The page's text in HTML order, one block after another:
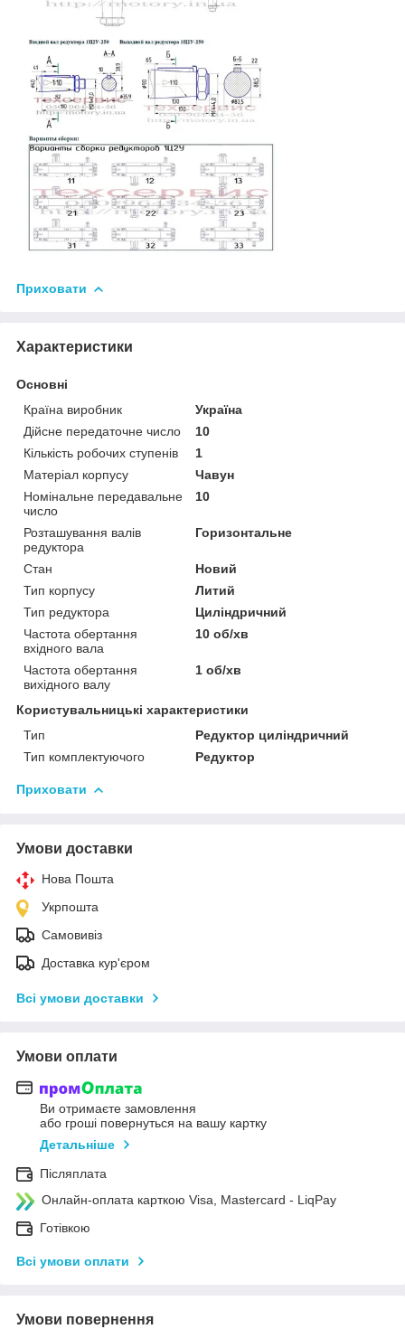
Приховати
Характеристики
Основні
Країна виробник
Україна
Дійсне передаточне число
10
Кількість робочих ступенів
1
Матеріал корпусу
Чавун
Номінальне передавальне
число
10
Розташування валів
редуктора
Горизонтальне
Стан
Новий
Тип корпусу
Литий
Тип редуктора
Циліндричний
Частота обертання
вхідного вала
10 об/хв
Частота обертання
вихідного валу
1 об/хв
Користувальницькі характеристики
Тип
Редуктор циліндричний
Тип комплектуючого
Редуктор
Приховати
Умови доставки
Нова Пошта
Укрпошта
Самовивіз
Доставка кур'єром
Всі умови доставки
Умови оплати
Ви отримаєте замовлення
або гроші повернуться на вашу картку
Детальніше
Післяплата
Онлайн-оплата карткою Visa, Mastercard - LiqPay
Готівкою
Всі умови оплати
Умови повернення